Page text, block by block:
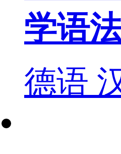
学语
德语